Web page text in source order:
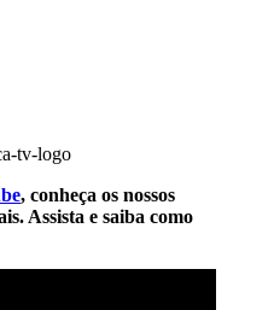
, conheça os nossos
Assista e saiba como